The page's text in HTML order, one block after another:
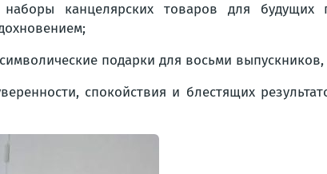
канцелярских товаров для будущих
подарки для восьми
спокойствия и блестящих